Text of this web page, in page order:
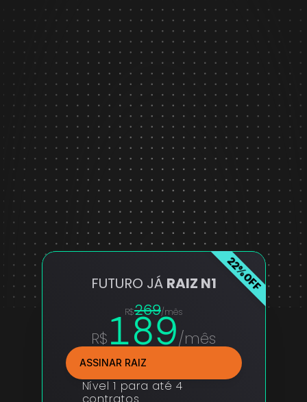
RAIZ
VER EM DETALHES
FUTURO JÁ RAIZ N1
R$269/mês
R$189/mês
ASSINAR RAIZ
Nível 1 para até 4
22%OFF